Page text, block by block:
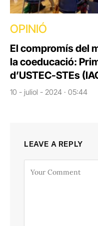
OPINIÓ
El compromís del
la coeducació:
d’USTEC-STEs
10 - juliol - 2024 · 05:44
LEAVE A REPLY